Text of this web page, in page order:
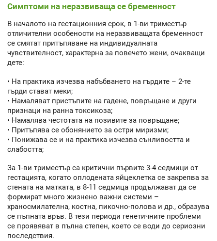
Симптоми на неразвиваща се бременност
В началото на гестационния срок, в 1-ви триместър
отличителни особености на неразвиващата бременност
се смятат притъпяване на индивидуалната
чувствителност, характерна за повечето жени, очакващи
дете:
• На практика изчезва набъбването на гърдите – 2-те
гърди стават меки;
• Намаляват пристъпите на гадене, повръщане и други
признаци на ранна токсикоза;
• Намалява честотата на позивите за повръщане;
• Притъпява се обонянието за остри миризми;
• Понижава се и на практика изчезва сънливостта и
слабостта;
За 1-ви триместър са критични първите 3-4 седмици от
гестацията, когато оплодената яйцеклетка се закрепва за
стената на матката, в 8-11 седмица продължават да се
формират много жизнено важни системи –
храносмилателна, костна, пикочно-полова и др., образува
се пъпната връв. В тези периоди генетичните проблеми
се проявяват в пълна степен, което се води до сериозни
последствия.